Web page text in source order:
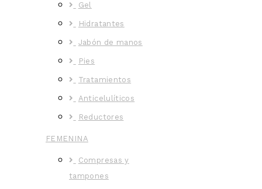
Gel
Hidratantes
Jabón de manos
Pies
Tratamientos
Anticelulíticos
Reductores
FEMENINA
Compresas y
tampones